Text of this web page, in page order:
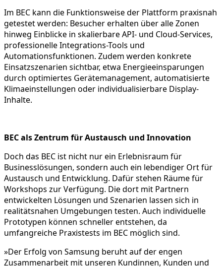
Im BEC kann die Funktionsweise der Plattform praxisnah
getestet werden: Besucher erhalten über alle Zonen
hinweg Einblicke in skalierbare API- und Cloud-Services,
professionelle Integrations-Tools und
Automationsfunktionen. Zudem werden konkrete
Einsatzszenarien sichtbar, etwa Energieeinsparungen
durch optimiertes Gerätemanagement, automatisierte
Klimaeinstellungen oder individualisierbare Display-
Inhalte.
BEC als Zentrum für Austausch und Innovation
Doch das BEC ist nicht nur ein Erlebnisraum für
Businesslösungen, sondern auch ein lebendiger Ort für
Austausch und Entwicklung. Dafür stehen Räume für
Workshops zur Verfügung. Die dort mit Partnern
entwickelten Lösungen und Szenarien lassen sich in
realitätsnahen Umgebungen testen. Auch individuelle
Prototypen können schneller entstehen, da
umfangreiche Praxistests im BEC möglich sind.
»Der Erfolg von Samsung beruht auf der engen
Zusammenarbeit mit unseren Kundinnen, Kunden und